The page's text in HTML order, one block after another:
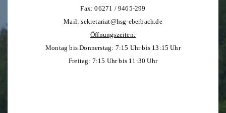
Fax: 06271 / 9465-299
Mail:sekretariat@hsg-eberbach.de
Öffnungszeiten:
Montag bis Donnerstag: 7:15 Uhr bis 13:15 Uhr
Freitag: 7:15 Uhr bis 11:30 Uhr